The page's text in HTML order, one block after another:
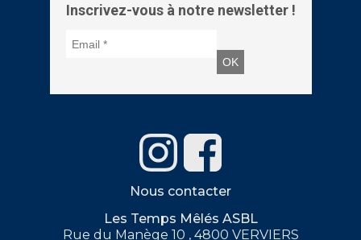
Inscrivez-vous à notre newsletter !
Nous contacter
Les Temps Mêlés ASBL
Rue du Manège 10 , 4800 VERVIERS